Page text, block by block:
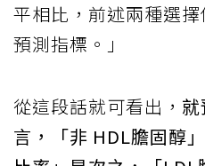
平相比，前述兩種選
預測指標。」
從這段話就可看出，
言，「非 HDL膽固醇